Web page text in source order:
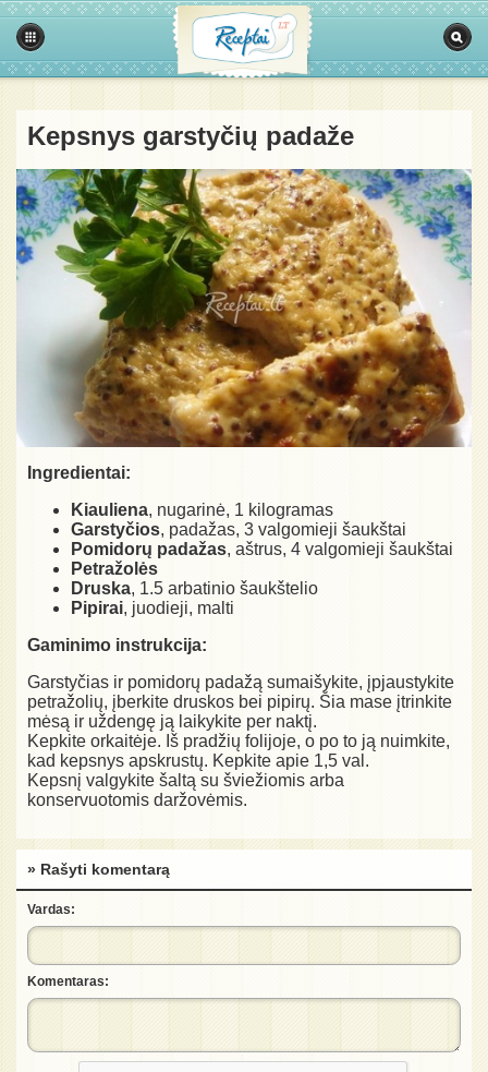
Kepsnys garstyčių padaže
Ingredientai:
Kiauliena, nugarinė, 1 kilogramas
Garstyčios, padažas, 3 valgomieji šaukštai
Pomidorų padažas, aštrus, 4 valgomieji šaukštai
Petražolės
Druska, 1.5 arbatinio šaukštelio
Pipirai, juodieji, malti
Gaminimo instrukcija:
Garstyčias ir pomidorų padažą sumaišykite, įpjaustykite
petražolių, įberkite druskos bei pipirų. Šia mase įtrinkite
mėsą ir uždengę ją laikykite per naktį.
Kepkite orkaitėje. Iš pradžių folijoje, o po to ją nuimkite,
kad kepsnys apskrustų. Kepkite apie 1,5 val.
Kepsnį valgykite šaltą su šviežiomis arba
konservuotomis daržovėmis.
» Rašyti komentarą
Vardas:
Komentaras: